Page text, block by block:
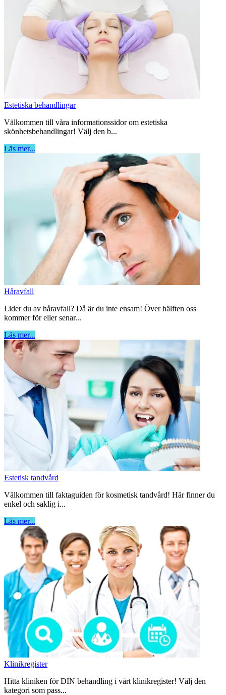
Estetiska behandlingar
Välkommen till våra informationssidor om estetiska
skönhetsbehandlingar! Välj den b...
Läs mer...
Håravfall
Lider du av håravfall? Då är du inte ensam! Över hälften oss
kommer för eller senar...
Läs mer...
Estetisk tandvård
Välkommen till faktaguiden för kosmetisk tandvård! Här finner du
enkel och saklig i...
Läs mer...
Klinikregister
Hitta kliniken för DIN behandling i vårt klinikregister! Välj den
kategori som pass...